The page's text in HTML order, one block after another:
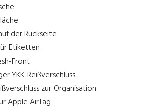
der Rückseite
Etiketten
Front
YKK-Reißverschluss
zur Organisation
Apple AirTag